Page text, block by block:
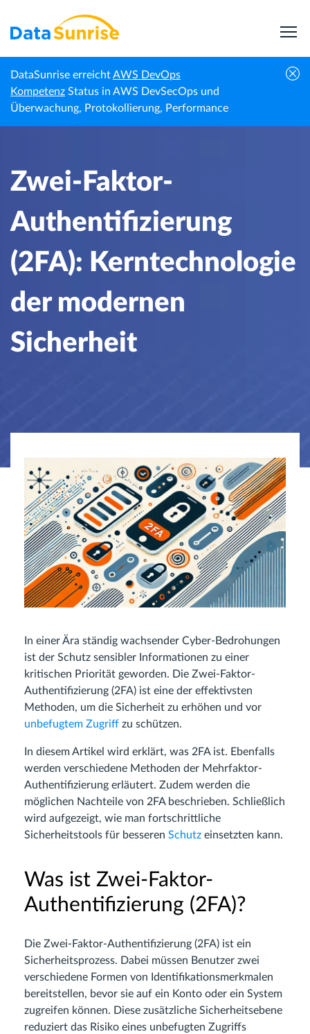
DataSunrise erreichtAWS DevOps
Kompetenz Status in AWS DevSecOps und
Überwachung, Protokollierung, Performance
Startseite Wissenszentrum
Zwei-Faktor-Authentifizierung (2FA):
Kerntechnologie der modernen Sicherheit
Zwei-Faktor-
Authentifizierung
(2FA): Kerntechnologie
der modernen
Sicherheit
In einer Ära ständig wachsender Cyber-Bedrohungen
ist der Schutz sensibler Informationen zu einer
kritischen Priorität geworden. Die Zwei-Faktor-
Authentifizierung (2FA) ist eine der effektivsten
Methoden, um die Sicherheit zu erhöhen und vor
unbefugtem Zugriff zu schützen.
In diesem Artikel wird erklärt, was 2FA ist. Ebenfalls
werden verschiedene Methoden der Mehrfaktor-
Authentifizierung erläutert. Zudem werden die
möglichen Nachteile von 2FA beschrieben. Schließlich
wird aufgezeigt, wie man fortschrittliche
Sicherheitstools für besseren Schutz einsetzten kann.
Was ist Zwei-Faktor-
Authentifizierung (2FA)?
Die Zwei-Faktor-Authentifizierung (2FA) ist ein
Sicherheitsprozess. Dabei müssen Benutzer zwei
verschiedene Formen von Identifikationsmerkmalen
bereitstellen, bevor sie auf ein Konto oder ein System
zugreifen können. Diese zusätzliche Sicherheitsebene
reduziert das Risiko eines unbefugten Zugriffs